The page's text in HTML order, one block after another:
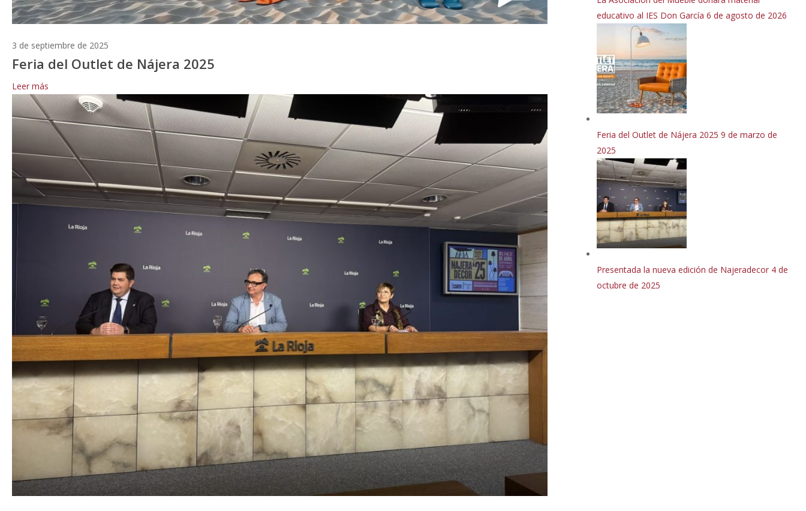
3 de septiembre de 2025
Feria del Outlet de Nájera 2025
Leer más
educativo al IES Don García 6 de agosto de 2026
Feria del Outlet de Nájera 2025 9 de marzo de
2025
Presentada la nueva edición de Najeradecor 4 de
octubre de 2025